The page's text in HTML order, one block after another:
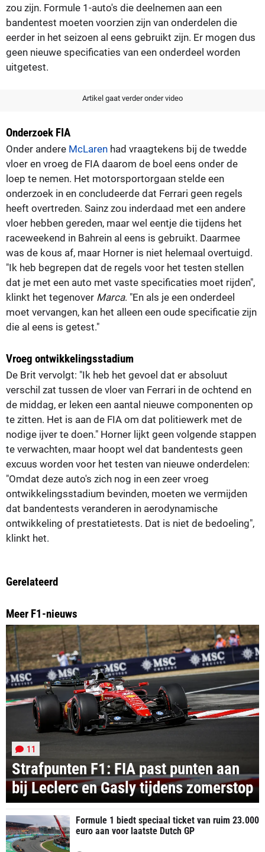
zou zijn. Formule 1-auto's die deelnemen aan een
bandentest moeten voorzien zijn van onderdelen die
eerder in het seizoen al eens gebruikt zijn. Er mogen dus
geen nieuwe specificaties van een onderdeel worden
uitgetest.
Artikel gaat verder onder video
Onderzoek FIA
Onder andere McLaren had vraagtekens bij de twedde
vloer en vroeg de FIA daarom de boel eens onder de
loep te nemen. Het motorsportorgaan stelde een
onderzoek in en concludeerde dat Ferrari geen regels
heeft overtreden. Sainz zou inderdaad met een andere
vloer hebben gereden, maar wel eentje die tijdens het
raceweekend in Bahrein al eens is gebruikt. Daarmee
was de kous af, maar Horner is niet helemaal overtuigd.
"Ik heb begrepen dat de regels voor het testen stellen
dat je met een auto met vaste specificaties moet rijden",
klinkt het tegenover Marca. "En als je een onderdeel
moet vervangen, kan het alleen een oude specificatie zijn
die al eens is getest."
Vroeg ontwikkelingsstadium
De Brit vervolgt: "Ik heb het gevoel dat er absoluut
verschil zat tussen de vloer van Ferrari in de ochtend en
de middag, er leken een aantal nieuwe componenten op
te zitten. Het is aan de FIA om dat politiewerk met de
nodige ijver te doen." Horner lijkt geen volgende stappen
te verwachten, maar hoopt wel dat bandentests geen
excuus worden voor het testen van nieuwe onderdelen:
"Omdat deze auto's zich nog in een zeer vroeg
ontwikkelingsstadium bevinden, moeten we vermijden
dat bandentests veranderen in aerodynamische
ontwikkeling of prestatietests. Dat is niet de bedoeling",
klinkt het.
Gerelateerd
Meer F1-nieuws
Strafpunten F1: FIA past punten aan
bij Leclerc en Gasly tijdens zomerstop
11
Formule 1 biedt speciaal ticket van ruim 23.000
euro aan voor laatste Dutch GP